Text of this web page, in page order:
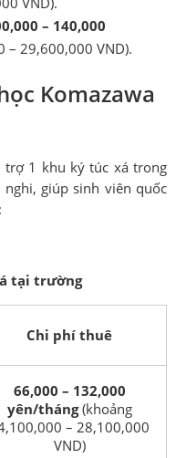
– 140,000
– 29,600,000 VND).
Komazawa
trợ 1 khu ký túc xá trong
giúp sinh viên quốc
tại trường
Chi phí thuê
66,000 – 132,000
yên/tháng(khoảng
– 28,100,000
VND)